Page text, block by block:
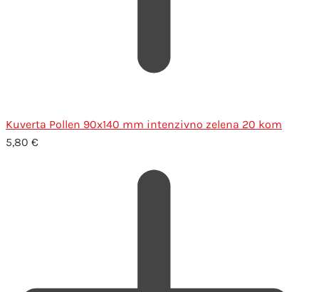
Kuverta Pollen 90x140 mm intenzivno zelena 20 kom
5,80 €